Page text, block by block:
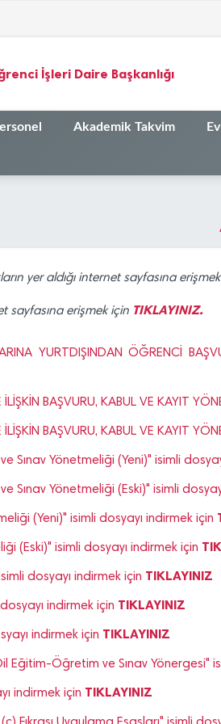
İşleri Daire Başkanlığı
Akademik Takvim
yer aldığı internet sayfasına
sayfasına erişmek için TIKLAYINIZ.
YURTDIŞINDAN ÖĞRENCİ
BAŞVURU, KABUL VE KAYIT
BAŞVURU, KABUL VE KAYIT
Sınav Yönetmeliği (Yeni)" isimli
Sınav Yönetmeliği (Eski)" isimli
(Yeni)" isimli dosyayı indirmek için
(Eski)" isimli dosyayı indirmek için
dosyayı indirmek için TIKLAYINIZ
indirmek için TIKLAYINIZ
indirmek için TIKLAYINIZ
Eğitim-Öğretim ve Sınav Yönergesi"
indirmek için TIKLAYINIZ